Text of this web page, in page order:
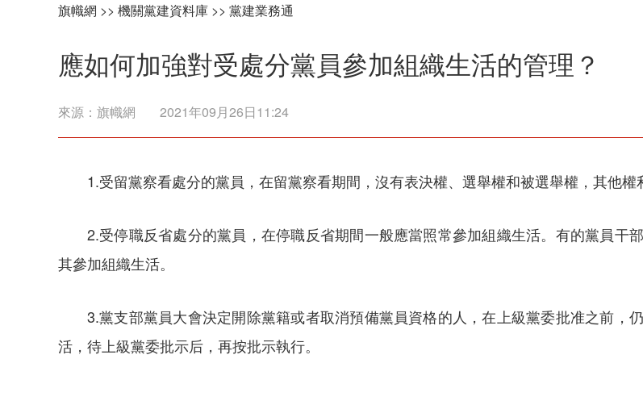
旗幟網 >> 機關黨建資料庫 >> 黨建業務通
應如何加強對受處分黨員參加組織生活的管理？
來源： 旗幟網 2021年09月26日11:24
1.受留黨察看處分的黨員，在留黨察看期間，沒有表決權、選舉權和被選舉權，其他權
2.受停職反省處分的黨員，在停職反省期間一般應當照常參加組織生活。有的黨員干
其參加組織生活。
3.黨支部黨員大會決定開除黨籍或者取消預備黨員資格的人，在上級黨委批准之前，
活，待上級黨委批示后，再按批示執行。